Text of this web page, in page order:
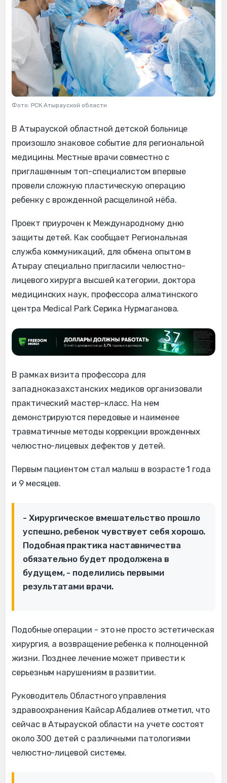
Фото: РСК Атырауской области
В Атырауской областной детской больнице
произошло знаковое событие для региональной
медицины. Местные врачи совместно с
приглашенным топ-специалистом впервые
провели сложную пластическую операцию
ребенку с врожденной расщелиной нёба.
Проект приурочен к Международному дню
защиты детей. Как сообщает Региональная
служба коммуникаций, для обмена опытом в
Атырау специально пригласили челюстно-
лицевого хирурга высшей категории, доктора
медицинских наук, профессора алматинского
центра Medical Park Серика Нурмаганова.
В рамках визита профессора для
западноказахстанских медиков организовали
практический мастер-класс. На нем
демонстрируются передовые и наименее
травматичные методы коррекции врожденных
челюстно-лицевых дефектов у детей.
Первым пациентом стал малыш в возрасте 1 года
и 9 месяцев.
- Хирургическое вмешательство прошло
успешно, ребенок чувствует себя хорошо.
Подобная практика наставничества
обязательно будет продолжена в
будущем, - поделились первыми
результатами врачи.
Подобные операции - это не просто эстетическая
хирургия, а возвращение ребенка к полноценной
жизни. Позднее лечение может привести к
серьезным нарушениям в развитии.
Руководитель Областного управления
здравоохранения Кайсар Абдалиев отметил, что
сейчас в Атырауской области на учете состоят
около 300 детей с различными патологиями
челюстно-лицевой системы.